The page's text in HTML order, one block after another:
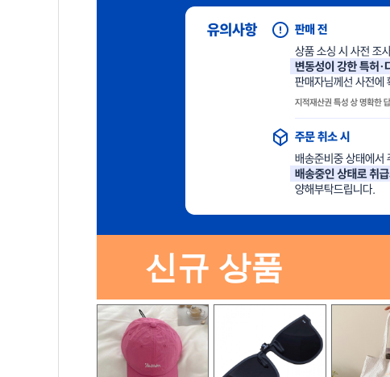
신규 상품